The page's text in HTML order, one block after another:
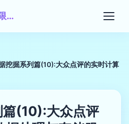
武汉晨曦芸峰科技有限公司
挖掘系列篇(10):大众点评的实时计算
篇(10):大众点评